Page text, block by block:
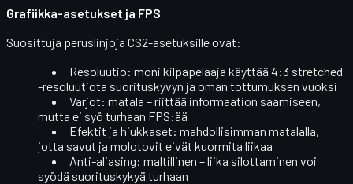
Grafiikka-asetukset ja FPS
Suosittuja peruslinjoja CS2-asetuksille ovat:
Resoluutio: moni kilpapelaaja käyttää 4:3 stretched
-resoluutiota suorituskyvyn ja oman tottumuksen vuoksi
Varjot: matala – riittää informaation saamiseen,
mutta ei syö turhaan FPS:ää
Efektit ja hiukkaset: mahdollisimman matalalla,
jotta savut ja molotovit eivät kuormita liikaa
Anti-aliasing: maltillinen – liika silottaminen voi
syödä suorituskykyä turhaan